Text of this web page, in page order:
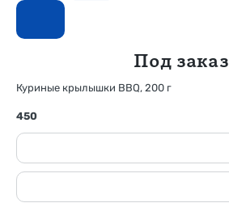
Под заказ
Куриные крылышки BBQ, 200 г
450